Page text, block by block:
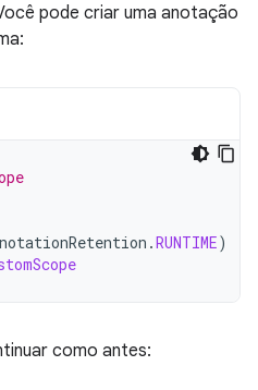
pode criar uma anotação
.RUNTIME)
como antes: